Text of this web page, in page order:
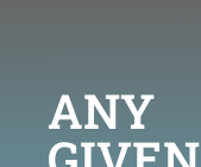
ANY